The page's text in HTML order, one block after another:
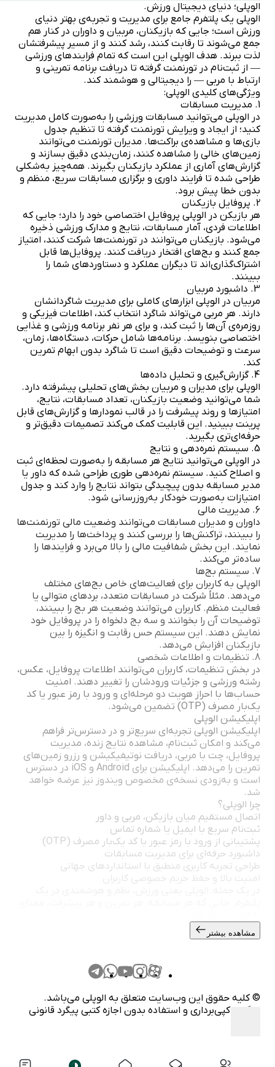
الوپلی؛ دنیای دیجیتال ورزش.
الوپلی یک پلتفرم جامع برای مدیریت و تجربه‌ی بهتر دنیای
ورزش است؛ جایی که بازیکنان، مربیان و داوران در کنار هم
جمع می‌شوند تا رقابت کنند، رشد کنند و از مسیر پیشرفتشان
لذت ببرند. هدف الوپلی این است که تمام فرایندهای ورزشی
— از ثبت‌نام در تورنمنت گرفته تا دریافت برنامه تمرینی و
ارتباط با مربی — را دیجیتالی و هوشمند کند.
ویژگی‌های کلیدی الوپلی:
1. مدیریت مسابقات
در الوپلی می‌توانید مسابقات ورزشی را به‌صورت کامل مدیریت
کنید؛ از ایجاد و ویرایش تورنمنت گرفته تا تنظیم جدول
بازی‌ها و مشاهده‌ی براکت‌ها. مدیران تورنمنت می‌توانند
زمین‌های خالی را مشاهده کنند، زمان‌بندی دقیق بسازند و
گزارش‌های آماری از عملکرد بازیکنان بگیرند. همه‌چیز به‌شکلی
طراحی شده تا فرایند داوری و برگزاری مسابقات سریع، منظم و
بدون خطا پیش برود.
2. پروفایل بازیکنان
هر بازیکن در الوپلی پروفایل اختصاصی خود را دارد؛ جایی که
اطلاعات فردی، آمار مسابقات، نتایج و مدارک ورزشی ذخیره
می‌شود. بازیکنان می‌توانند در تورنمنت‌ها شرکت کنند، امتیاز
جمع کنند و بج‌های افتخار دریافت کنند. پروفایل‌ها قابل
اشتراک‌گذاری‌اند تا دیگران عملکرد و دستاوردهای شما را
ببینند.
3. داشبورد مربیان
مربیان در الوپلی ابزارهای کاملی برای مدیریت شاگردانشان
دارند. هر مربی می‌تواند شاگرد انتخاب کند، اطلاعات فیزیکی و
روزمره‌ی آن‌ها را ثبت کند، و برای هر نفر برنامه ورزشی و غذایی
اختصاصی بنویسد. برنامه‌ها شامل حرکات، دستگاه‌ها، زمان،
سرعت و توضیحات دقیق است تا شاگرد بدون ابهام تمرین
کند.
4. گزارش‌گیری و تحلیل داده‌ها
الوپلی برای مدیران و مربیان بخش‌های تحلیلی پیشرفته دارد.
شما می‌توانید وضعیت بازیکنان، تعداد مسابقات، نتایج،
امتیازها و روند پیشرفت را در قالب نمودارها و گزارش‌های قابل
پرینت ببینید. این قابلیت کمک می‌کند تصمیمات دقیق‌تر و
حرفه‌ای‌تری بگیرید.
5. سیستم نمره‌دهی و نتایج
در الوپلی می‌توانید نتایج هر مسابقه را به‌صورت لحظه‌ای ثبت
و اصلاح کنید. سیستم نمره‌دهی طوری طراحی شده که داور یا
مدیر مسابقه بدون پیچیدگی بتواند نتایج را وارد کند و جدول
امتیازات به‌صورت خودکار به‌روزرسانی شود.
6. مدیریت مالی
داوران و مدیران مسابقات می‌توانند وضعیت مالی تورنمنت‌ها
را ببینند، تراکنش‌ها را بررسی کنند و پرداخت‌ها را مدیریت
نمایند. این بخش شفافیت مالی را بالا می‌برد و فرایندها را
ساده‌تر می‌کند.
7. سیستم بج‌ها
الوپلی به کاربران برای فعالیت‌های خاص بج‌های مختلف
می‌دهد. مثلاً شرکت در مسابقات متعدد، بردهای متوالی یا
فعالیت منظم. کاربران می‌توانند وضعیت هر بج را ببینند،
توضیحات آن را بخوانند و سه بج دلخواه را در پروفایل خود
نمایش دهند. این سیستم حس رقابت و انگیزه را بین
بازیکنان افزایش می‌دهد.
8. تنظیمات و اطلاعات شخصی
در بخش تنظیمات، کاربران می‌توانند اطلاعات پروفایل، عکس،
رشته ورزشی و جزئیات ورودشان را تغییر دهند. امنیت
حساب‌ها با احراز هویت دو مرحله‌ای و ورود با رمز عبور یا کد
یک‌بار مصرف (OTP) تضمین می‌شود.
اپلیکیشن الوپلی
اپلیکیشن الوپلی تجربه‌ای سریع‌تر و در دسترس‌تر فراهم
می‌کند و امکان ثبت‌نام، مشاهده نتایج زنده، مدیریت
پروفایل، چت با مربی، دریافت نوتیفیکیشن و رزرو زمین‌های
تمرین را می‌دهد. اپلیکیشن برای Android و iOS در دسترس
است و به‌زودی نسخه‌ی مخصوص ویندوز نیز عرضه خواهد
شد.
چرا الوپلی؟
اتصال مستقیم میان بازیکن، مربی و داور
ثبت‌نام سریع با ایمیل یا شماره تماس
پشتیبانی از ورود با رمز عبور یا کد یک‌بار مصرف (OTP)
داشبورد حرفه‌ای برای مدیریت مسابقات
طراحی تجربه کاربری منطبق با استانداردهای جهانی
امنیت بالا و حفظ حریم خصوصی کاربران
مشاهده بیشتر
© کلیه حقوق این وب‌سایت متعلق به الوپلی می‌باشد.
هرگونه کپی‌برداری و استفاده بدون اجازه کتبی پیگرد قانونی